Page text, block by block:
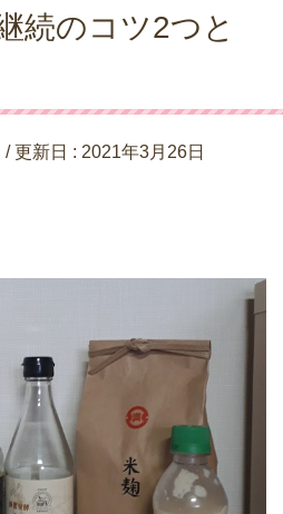
続のコツ2つと
/ 更新日 : 2021年3月26日